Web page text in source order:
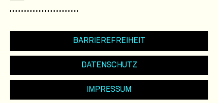
BARRIEREFREIHEIT
DATENSCHUTZ
IMPRESSUM